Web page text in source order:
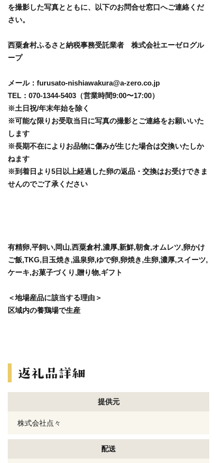
を撮影した写真とともに、以下のお問合せ窓口へご連絡くだ
さい。
西粟倉村ふるさと納税事務受託業者 株式会社エーゼログル
ープ
メール：furusato-nishiawakura@a-zero.co.jp
TEL：070-1344-5403（営業時間9:00〜17:00）
※土日祝/年末年始を除く
※可能な限りお受取当日に写真の撮影とご連絡をお願いいた
します
※長期不在によりお品物に傷みが生じた場合は交換いたしか
ねます
※到着日より5日以上経過した卵の返品・交換はお受けできま
せんのでご了承ください
有精卵,平飼い,岡山,西粟倉村,濃厚,新鮮,朝食,オムレツ,卵かけ
ご飯,TKG,目玉焼き,温泉卵,ゆで卵,卵焼き,生卵,濃厚,スイーツ,
ケーキ,お菓子づくり,贈り物,ギフト
＜地場産品に該当する理由＞
区域内の養鶏場で生産
提供元
株式会社点々
配送